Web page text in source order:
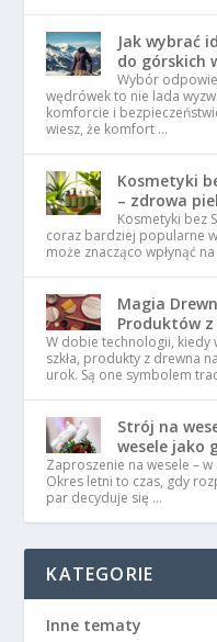
Jak wybrać
do górskich
Wybór
wędrówek to nie lada
komforcie i
wiesz, że komfort …
Kosmetyki
– zdrowa
Kosmetyki bez
coraz bardziej popularne
może znacząco wpłynąć
Magia
Produktów z
W dobie technologii, kiedy
szkła, produkty z drewna
urok. Są one symbolem
Strój na
wesele jako
Zaproszenie na wesele –
Okres letni to czas, gdy
par decyduje się …
KATEGORIE
Inne tematy